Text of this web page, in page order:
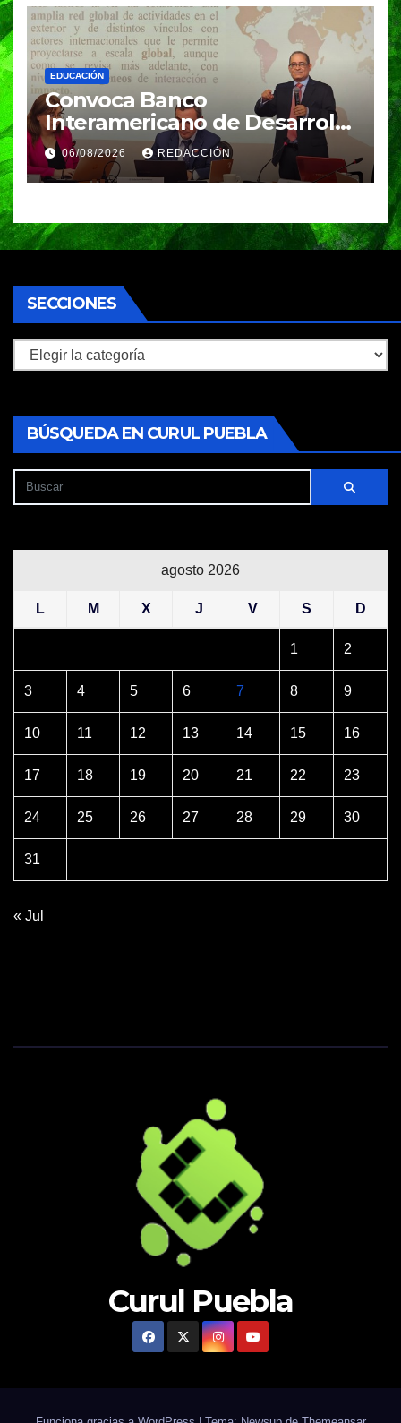
EDUCACIÓN
Convoca Banco
Interamericano de Desarrollo
a investigador BUAP para
análisis internacional
06/08/2026 REDACCIÓN
SECCIONES
Secciones
BÚSQUEDA EN CURUL PUEBLA
agosto 2026
L M X J V S D
1 2
3 4 5 6 7 8 9
10 11 12 13 14 15 16
17 18 19 20 21 22 23
24 25 26 27 28 29 30
31
« Jul
Curul Puebla